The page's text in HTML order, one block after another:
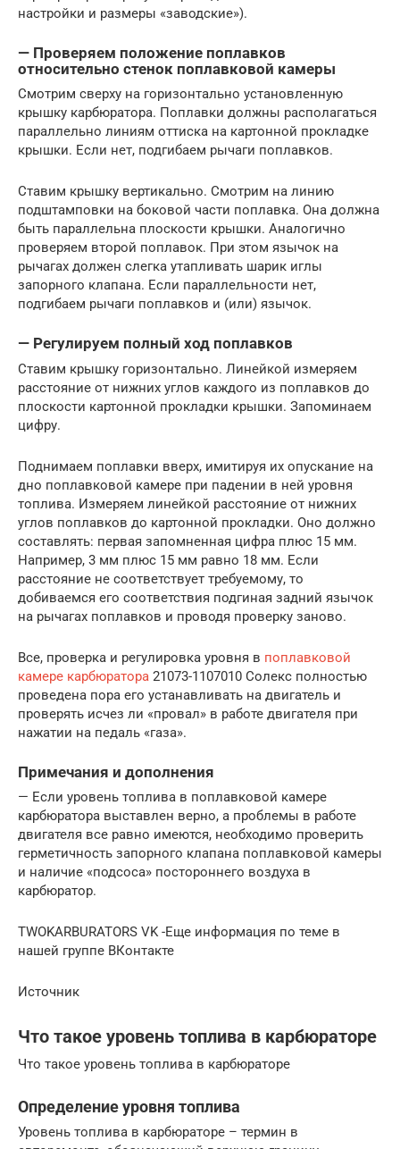
настройки и размеры «заводские»).
— Проверяем положение поплавков
относительно стенок поплавковой камеры
Смотрим сверху на горизонтально установленную
крышку карбюратора. Поплавки должны располагаться
параллельно линиям оттиска на картонной прокладке
крышки. Если нет, подгибаем рычаги поплавков.
Ставим крышку вертикально. Смотрим на линию
подштамповки на боковой части поплавка. Она должна
быть параллельна плоскости крышки. Аналогично
проверяем второй поплавок. При этом язычок на
рычагах должен слегка утапливать шарик иглы
запорного клапана. Если параллельности нет,
подгибаем рычаги поплавков и (или) язычок.
— Регулируем полный ход поплавков
Ставим крышку горизонтально. Линейкой измеряем
расстояние от нижних углов каждого из поплавков до
плоскости картонной прокладки крышки. Запоминаем
цифру.
Поднимаем поплавки вверх, имитируя их опускание на
дно поплавковой камере при падении в ней уровня
топлива. Измеряем линейкой расстояние от нижних
углов поплавков до картонной прокладки. Оно должно
составлять: первая запомненная цифра плюс 15 мм.
Например, 3 мм плюс 15 мм равно 18 мм. Если
расстояние не соответствует требуемому, то
добиваемся его соответствия подгиная задний язычок
на рычагах поплавков и проводя проверку заново.
Все, проверка и регулировка уровня в поплавковой
камере карбюратора 21073-1107010 Солекс полностью
проведена пора его устанавливать на двигатель и
проверять исчез ли «провал» в работе двигателя при
нажатии на педаль «газа».
Примечания и дополнения
— Если уровень топлива в поплавковой камере
карбюратора выставлен верно, а проблемы в работе
двигателя все равно имеются, необходимо проверить
герметичность запорного клапана поплавковой камеры
и наличие «подсоса» постороннего воздуха в
карбюратор.
TWOKARBURATORS VK -Еще информация по теме в
нашей группе ВКонтакте
Источник
Что такое уровень топлива в карбюраторе
Что такое уровень топлива в карбюраторе
Определение уровня топлива
Уровень топлива в карбюраторе – термин в